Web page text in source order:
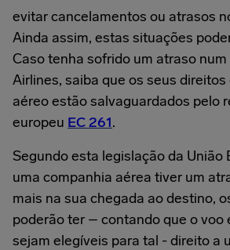
evitar cancelamentos ou atrasos
Ainda assim, estas situações
Caso tenha sofrido um atraso num
Airlines, saiba que os seus
aéreo estão salvaguardados pelo
europeu EC 261.
Segundo esta legislação da União
uma companhia aérea tiver um
mais na sua chegada ao destino,
poderão ter – contando que o voo
sejam elegíveis para tal - direito a